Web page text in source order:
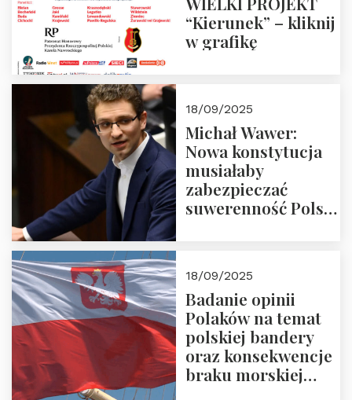
“Kierunek” – kliknij
w grafikę
18/09/2025
Michał Wawer:
Nowa konstytucja
musiałaby
zabezpieczać
suwerenność Polski
18/09/2025
Badanie opinii
Polaków na temat
polskiej bandery
oraz konsekwencje
braku morskiej